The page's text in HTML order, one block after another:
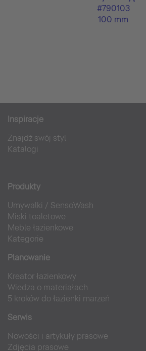
#790103
100 mm
Inspiracje
Znajdź swój styl
Katalogi
Produkty
Umywalki / SensoWash
Miski toaletowe
Meble łazienkowe
Kategorie
Planowanie
Kreator łazienkowy
Wiedza o materiałach
5 kroków do łazienki marzeń
Serwis
Nowości i artykuły prasowe
Zdjęcia prasowe